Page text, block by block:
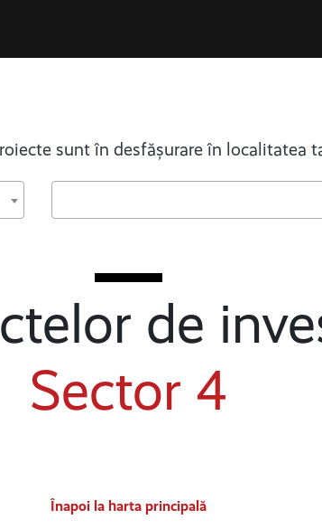
sunt în desfășurare în localitatea
de
Sector 4
Înapoi la harta principală